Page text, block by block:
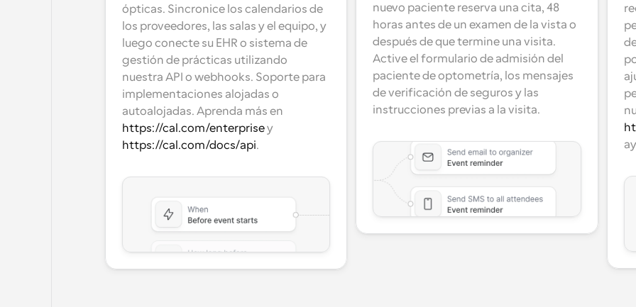
ópticas. Sincronice los calendarios de
los proveedores, las salas y el equipo, y
luego conecte su EHR o sistema de
gestión de prácticas utilizando
nuestra API o webhooks. Soporte para
implementaciones alojadas o
https://cal.com/enterprise
https://cal.com/docs/api.
nuevo paciente reserva una cita, 48
horas antes de un examen de la vista o
después de que termine una visita.
Active el formulario de admisión del
paciente de optometría, los mensajes
de verificación de seguros y las
instrucciones previas a la visita.